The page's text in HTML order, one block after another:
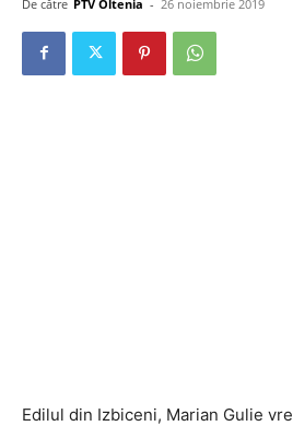
De către PTV Oltenia - 26 noiembrie 2019
Edilul din Izbiceni, Marian Gulie